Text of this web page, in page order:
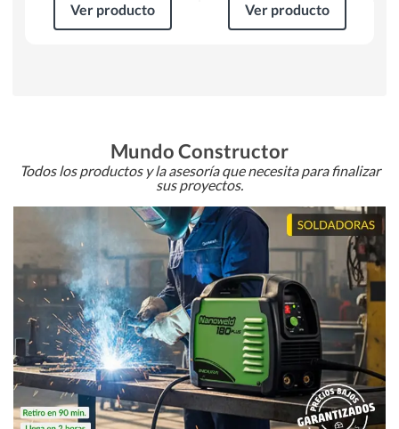
Ver producto Ver producto
Mundo Constructor
Todos los productos y la asesoría que necesita para finalizar
sus proyectos.